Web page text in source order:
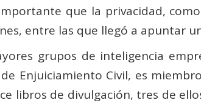
que la privacidad,
entre las que llegó a apuntar
grupos de inteligencia
Enjuiciamiento Civil, es
libros de divulgación, tres de